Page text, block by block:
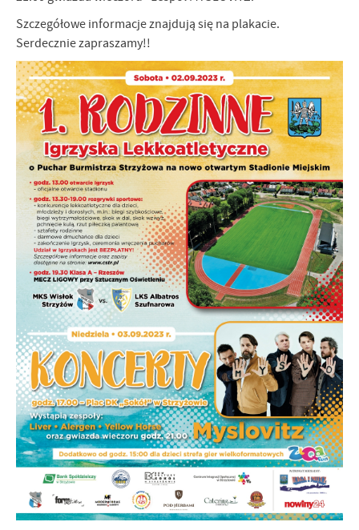
Szczegółowe informacje znajdują się na plakacie.
Serdecznie zapraszamy!!